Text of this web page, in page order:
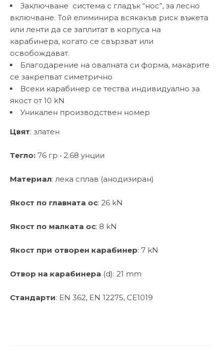
Заключване система с гладък “нос”, за лесно
включване. Той елиминира всякакъв риск въжета
или ленти да се заплитат в корпуса на
карабинера, когато се свързват или
освобождават.
Благодарение на овалната си форма, макарите
се закрепват симетрично
Всеки карабинер се тества индивидуално за
якост от 10 kN
Уникален производствен номер
Цвят: златен
Тегло: 76 гр • 2.68 унции
Материал: лека сплав (анодизиран)
Якост по главната ос: 26 kN
Якост по малката ос: 8 kN
Якост при отворен карабинер: 7 kN
Отвор на карабинера (d): 21 mm
Стандарти: EN 362, EN 12275, СЕ1019